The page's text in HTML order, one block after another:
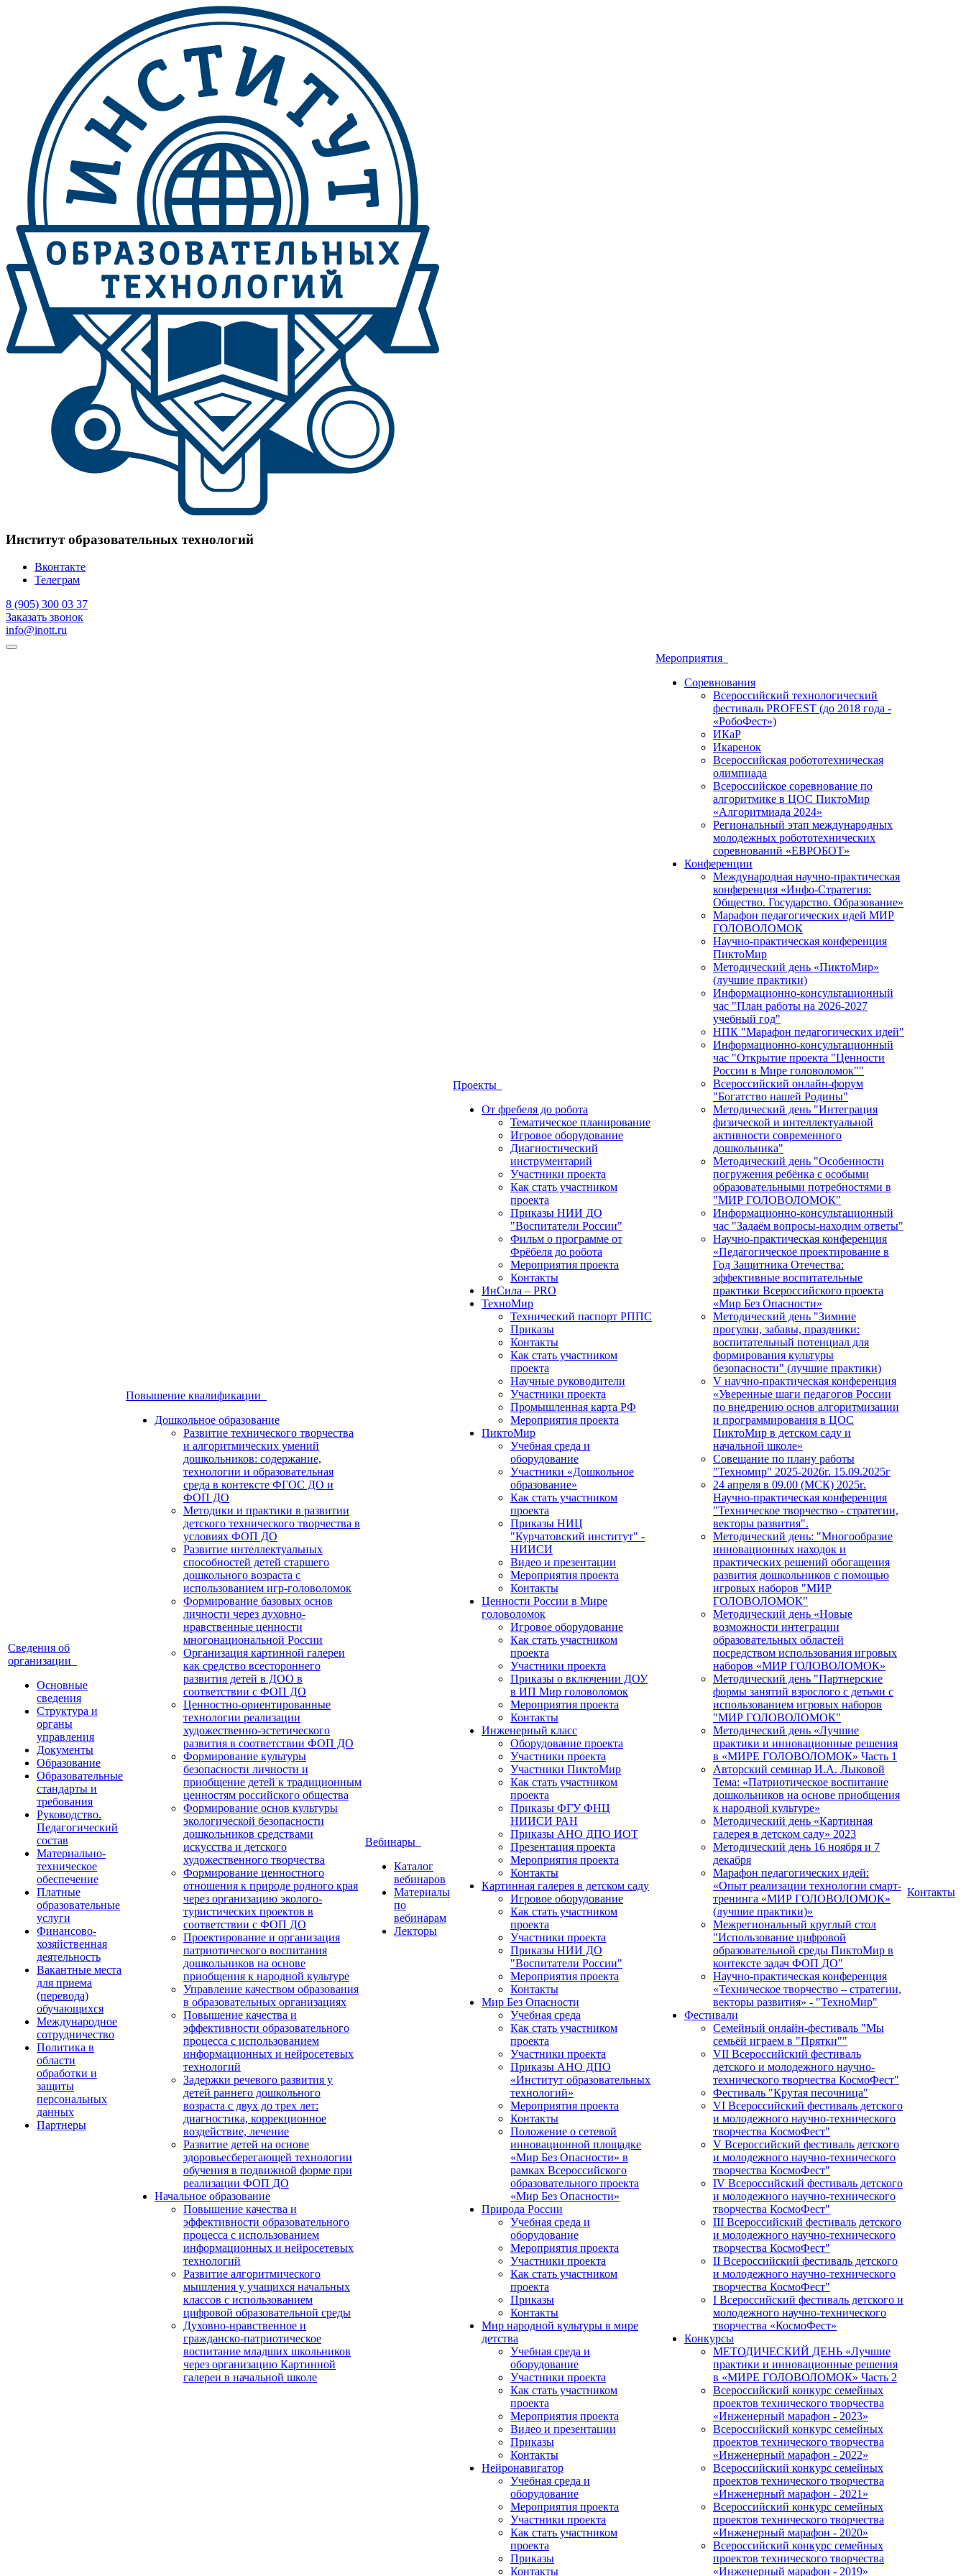
Институт образовательных технологий
Вконтакте
Телеграм
8 (905) 300 03 37
Заказать звонок
info@inott.ru
Сведения об
организации
Основные
сведения
Структура и
органы
управления
Документы
Образование
Образовательные
стандарты и
требования
Руководство.
Педагогический
состав
Материально-
техническое
обеспечение
Платные
образовательные
услуги
Финансово-
хозяйственная
деятельность
Вакантные места
для приема
(перевода)
обучающихся
Международное
сотрудничество
Политика в
области
обработки и
защиты
персональных
данных
Партнеры
Повышение квалификации
Дошкольное образование
Развитие технического творчества
и алгоритмических умений
дошкольников: содержание,
технологии и образовательная
среда в контексте ФГОС ДО и
ФОП ДО
Методики и практики в развитии
детского технического творчества в
условиях ФОП ДО
Развитие интеллектуальных
способностей детей старшего
дошкольного возраста с
использованием игр-головоломок
Формирование базовых основ
личности через духовно-
нравственные ценности
многонациональной России
Организация картинной галереи
как средство всестороннего
развития детей в ДОО в
соответствии с ФОП ДО
Ценностно-ориентированные
технологии реализации
художественно-эстетического
развития в соответствии ФОП ДО
Формирование культуры
безопасности личности и
приобщение детей к традиционным
ценностям российского общества
Формирование основ культуры
экологической безопасности
дошкольников средствами
искусства и детского
художественного творчества
Формирование ценностного
отношения к природе родного края
через организацию эколого-
туристических проектов в
соответствии с ФОП ДО
Проектирование и организация
патриотического воспитания
дошкольников на основе
приобщения к народной культуре
Управление качеством образования
в образовательных организациях
Повышение качества и
эффективности образовательного
процесса с использованием
информационных и нейросетевых
технологий
Задержки речевого развития у
детей раннего дошкольного
возраста с двух до трех лет:
диагностика, коррекционное
воздействие, лечение
Развитие детей на основе
здоровьесберегающей технологии
обучения в подвижной форме при
реализации ФОП ДО
Начальное образование
Повышение качества и
эффективности образовательного
процесса с использованием
информационных и нейросетевых
технологий
Развитие алгоритмического
мышления у учащихся начальных
классов с использованием
цифровой образовательной среды
Духовно-нравственное и
гражданско-патриотическое
воспитание младших школьников
через организацию Картинной
галереи в начальной школе
Вебинары
Каталог
вебинаров
Материалы
по
вебинарам
Лекторы
Проекты
От фребеля до робота
Тематическое планирование
Игровое оборудование
Диагностический
инструментарий
Участники проекта
Как стать участником
проекта
Приказы НИИ ДО
"Воспитатели России"
Фильм о программе от
Фрёбеля до робота
Мероприятия проекта
Контакты
ИнСила – PRO
ТехноМир
Технический паспорт РППС
Приказы
Контакты
Как стать участником
проекта
Научные руководители
Участники проекта
Промышленная карта РФ
Мероприятия проекта
ПиктоМир
Учебная среда и
оборудование
Участники «Дошкольное
образование»
Как стать участником
проекта
Приказы НИЦ
"Курчатовский институт" -
НИИСИ
Видео и презентации
Мероприятия проекта
Контакты
Ценности России в Мире
головоломок
Игровое оборудование
Как стать участником
проекта
Участники проекта
Приказы о включении ДОУ
в ИП Мир головоломок
Мероприятия проекта
Контакты
Инженерный класс
Оборудование проекта
Участники проекта
Участники ПиктоМир
Как стать участником
проекта
Приказы ФГУ ФНЦ
НИИСИ РАН
Приказы АНО ДПО ИОТ
Презентация проекта
Мероприятия проекта
Контакты
Картинная галерея в детском саду
Игровое оборудование
Как стать участником
проекта
Участники проекта
Приказы НИИ ДО
"Воспитатели России"
Мероприятия проекта
Контакты
Мир Без Опасности
Учебная среда
Как стать участником
проекта
Участники проекта
Приказы АНО ДПО
«Институт образовательных
технологий»
Мероприятия проекта
Контакты
Положение о сетевой
инновационной площадке
«Мир Без Опасности» в
рамках Всероссийского
образовательного проекта
«Мир Без Опасности»
Природа России
Учебная среда и
оборудование
Мероприятия проекта
Участники проекта
Как стать участником
проекта
Приказы
Контакты
Мир народной культуры в мире
детства
Учебная среда и
оборудование
Участники проекта
Как стать участником
проекта
Мероприятия проекта
Видео и презентации
Приказы
Контакты
Нейронавигатор
Учебная среда и
оборудование
Мероприятия проекта
Участники проекта
Как стать участником
проекта
Приказы
Контакты
Мероприятия
Соревнования
Всероссийский технологический
фестиваль PROFEST (до 2018 года -
«РобоФест»)
ИКаР
Икаренок
Всероссийская робототехническая
олимпиада
Всероссийское соревнование по
алгоритмике в ЦОС ПиктоМир
«Алгоритмиада 2024»
Региональный этап международных
молодежных робототехнических
соревнований «ЕВРОБОТ»
Конференции
Международная научно-практическая
конференция «Инфо-Стратегия:
Общество. Государство. Образование»
Марафон педагогических идей МИР
ГОЛОВОЛОМОК
Научно-практическая конференция
ПиктоМир
Методический день «ПиктоМир»
(лучшие практики)
Информационно-консультационный
час "План работы на 2026-2027
учебный год"
НПК "Марафон педагогических идей"
Информационно-консультационный
час "Открытие проекта "Ценности
России в Мире головоломок""
Всероссийский онлайн-форум
"Богатство нашей Родины"
Методический день "Интеграция
физической и интеллектуальной
активности современного
дошкольника"
Методический день "Особенности
погружения ребёнка с особыми
образовательными потребностями в
"МИР ГОЛОВОЛОМОК"
Информационно-консультационный
час "Задаём вопросы-находим ответы"
Научно-практическая конференция
«Педагогическое проектирование в
Год Защитника Отечества:
эффективные воспитательные
практики Всероссийского проекта
«Мир Без Опасности»
Методический день "Зимние
прогулки, забавы, праздники:
воспитательный потенциал для
формирования культуры
безопасности" (лучшие практики)
V научно-практическая конференция
«Уверенные шаги педагогов России
по внедрению основ алгоритмизации
и программирования в ЦОС
ПиктоМир в детском саду и
начальной школе»
Совещание по плану работы
"Техномир" 2025-2026г. 15.09.2025г
24 апреля в 09.00 (МСК) 2025г.
Научно-практическая конференция
"Техническое творчество - стратегии,
векторы развития".
Методический день: "Многообразие
инновационных находок и
практических решений обогащения
развития дошкольников с помощью
игровых наборов "МИР
ГОЛОВОЛОМОК"
Методический день «Новые
возможности интеграции
образовательных областей
посредством использования игровых
наборов «МИР ГОЛОВОЛОМОК»
Методический день "Партнерские
формы занятий взрослого с детьми с
использованием игровых наборов
"МИР ГОЛОВОЛОМОК"
Методический день «Лучшие
практики и инновационные решения
в «МИРЕ ГОЛОВОЛОМОК» Часть 1
Авторский семинар И.А. Лыковой
Тема: «Патриотическое воспитание
дошкольников на основе приобщения
к народной культуре»
Методический день «Картинная
галерея в детском саду» 2023
Методический день 16 ноября и 7
декабря
Марафон педагогических идей:
«Опыт реализации технологии смарт-
тренинга «МИР ГОЛОВОЛОМОК»
(лучшие практики)»
Межрегиональный круглый стол
"Использование цифровой
образовательной среды ПиктоМир в
контексте задач ФОП ДО"
Научно-практическая конференция
«Техническое творчество – стратегии,
векторы развития» - "ТехноМир"
Фестивали
Семейный онлайн-фестиваль "Мы
семьёй играем в "Прятки""
VII Всероссийский фестиваль
детского и молодежного научно-
технического творчества КосмоФест"
Фестиваль "Крутая песочница"
VI Всероссийский фестиваль детского
и молодежного научно-технического
творчества КосмоФест"
V Всероссийский фестиваль детского
и молодежного научно-технического
творчества КосмоФест"
IV Всероссийский фестиваль детского
и молодежного научно-технического
творчества КосмоФест"
III Всероссийский фестиваль детского
и молодежного научно-технического
творчества КосмоФест"
II Всероссийский фестиваль детского
и молодежного научно-технического
творчества КосмоФест"
I Всероссийский фестиваль детского и
молодежного научно-технического
творчества «КосмоФест»
Конкурсы
МЕТОДИЧЕСКИЙ ДЕНЬ «Лучшие
практики и инновационные решения
в «МИРЕ ГОЛОВОЛОМОК» Часть 2
Всероссийский конкурс семейных
проектов технического творчества
«Инженерный марафон - 2023»
Всероссийский конкурс семейных
проектов технического творчества
«Инженерный марафон - 2022»
Всероссийский конкурс семейных
проектов технического творчества
«Инженерный марафон - 2021»
Всероссийский конкурс семейных
проектов технического творчества
«Инженерный марафон - 2020»
Всероссийский конкурс семейных
проектов технического творчества
«Инженерный марафон - 2019»
Контакты